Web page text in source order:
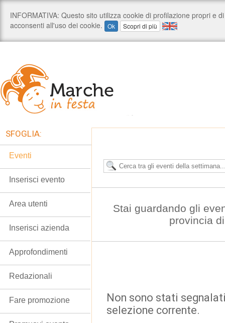
Stai guardando gli
provincia
Non sono stati
selezione corrente.
SFOGLIA:
Eventi
Inserisci evento
Area utenti
Inserisci azienda
Approfondimenti
Redazionali
Fare promozione